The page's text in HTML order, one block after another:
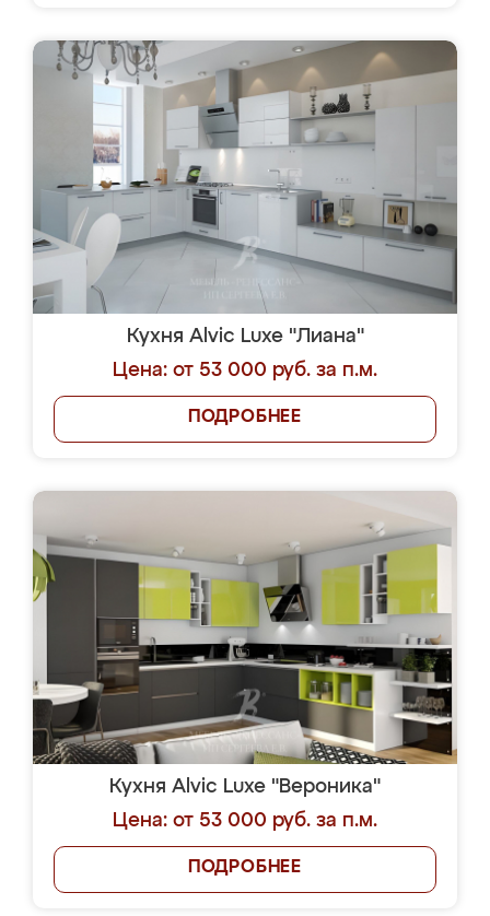
Кухня Alvic Luxe "Лиана"
Цена: от 53 000 руб. за п.м.
ПОДРОБНЕЕ
Кухня Alvic Luxe "Вероника"
Цена: от 53 000 руб. за п.м.
ПОДРОБНЕЕ